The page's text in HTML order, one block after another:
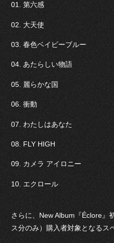
01. 第六感
02. 大天使
03. 春色ベイビーブルー
04. あたらしい物語
05. 麗らかな国
06. 衝動
07. わたしはあなた
08. FLY HIGH
09. カメラ アイロニー
10. エクロール
さらに、New Album『Éclore』
ス分のみ）購入者対象となるス